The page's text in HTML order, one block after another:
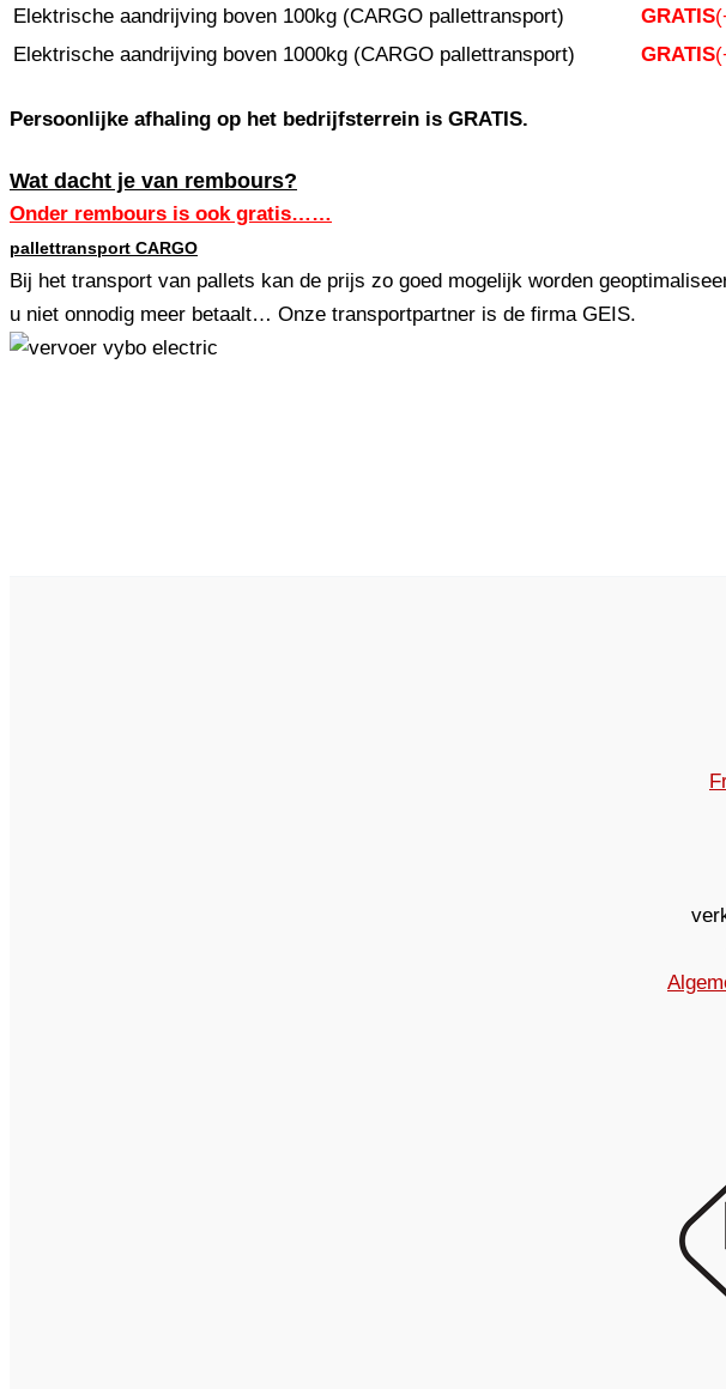
Elektrische aandrijving boven 100kg (CARGO pallettransport)
GRATIS
Elektrische aandrijving boven 1000kg (CARGO pallettransport)
GRATIS
Persoonlijke afhaling op het bedrijfsterrein is GRATIS.
Wat dacht je van rembours?
Onder rembours is ook gratis……
pallettransport CARGO
Bij het transport van pallets kan de prijs zo goed mogelijk worden
u niet onnodig meer betaalt… Onze transportpartner is de firma GEIS.